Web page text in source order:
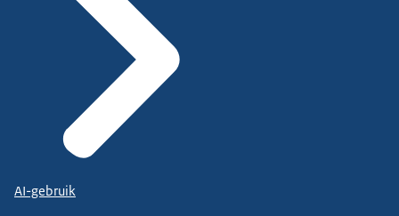
AI-gebruik